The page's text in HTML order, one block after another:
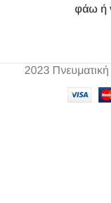
φάω ή
2023 Πνευματική